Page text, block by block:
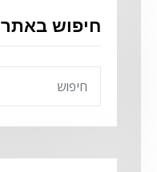
חיפוש באתר